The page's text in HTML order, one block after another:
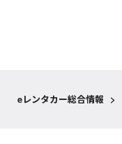
eレンタカー総合情報 >